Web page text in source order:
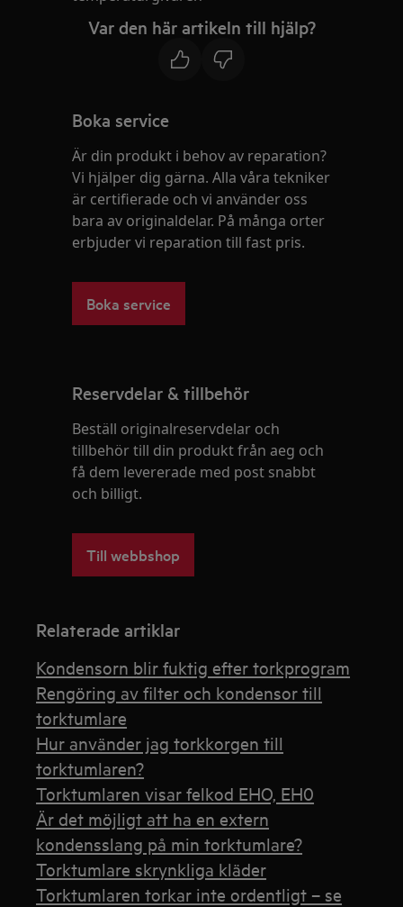
Var den här artikeln till hjälp?
Boka service
Är din produkt i behov av reparation?
Vi hjälper dig gärna. Alla våra tekniker
är certifierade och vi använder oss
bara av originaldelar. På många orter
erbjuder vi reparation till fast pris.
Boka service
Reservdelar & tillbehör
Beställ originalreservdelar och
tillbehör till din produkt från aeg och
få dem levererade med post snabbt
och billigt.
Till webbshop
Relaterade artiklar
Kondensorn blir fuktig efter torkprogram
Rengöring av filter och kondensor till
torktumlare
Hur använder jag torkkorgen till
torktumlaren?
Torktumlaren visar felkod EHO, EH0
Är det möjligt att ha en extern
kondensslang på min torktumlare?
Torktumlare skrynkliga kläder
Torktumlaren torkar inte ordentligt – se